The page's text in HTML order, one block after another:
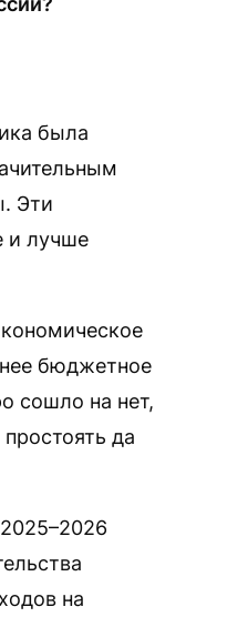
была
Эти
и лучше
бюджетное
сошло на нет,
да
на